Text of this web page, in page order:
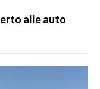
alle auto